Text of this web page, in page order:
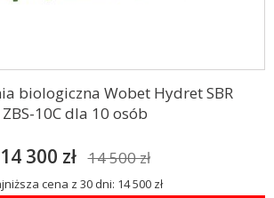
biologiczna Wobet Hydret SBR
ZBS-10C dla 10 osób
14 300 zł 14 500 zł
cena z 30 dni: 14 500 zł